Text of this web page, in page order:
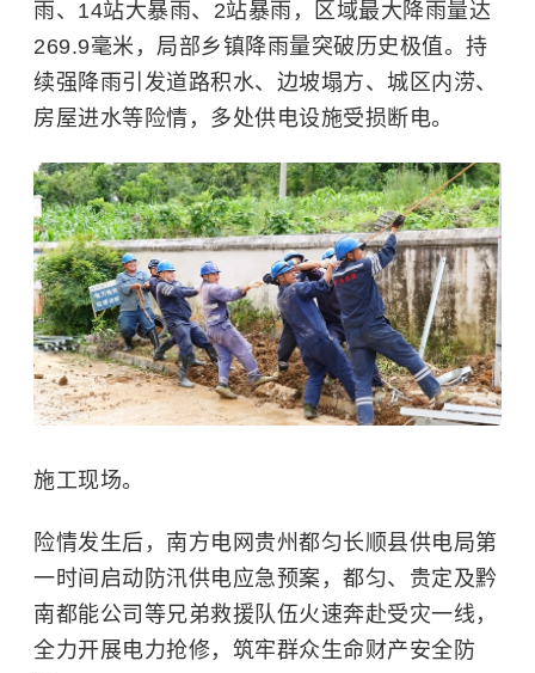
雨、14站大暴雨、2站暴雨，区域最大降雨量达
269.9毫米，局部乡镇降雨量突破历史极值。持
续强降雨引发道路积水、边坡塌方、城区内涝、
房屋进水等险情，多处供电设施受损断电。
施工现场。
险情发生后，南方电网贵州都匀长顺县供电局第
一时间启动防汛供电应急预案，都匀、贵定及黔
南都能公司等兄弟救援队伍火速奔赴受灾一线，
全力开展电力抢修，筑牢群众生命财产安全防